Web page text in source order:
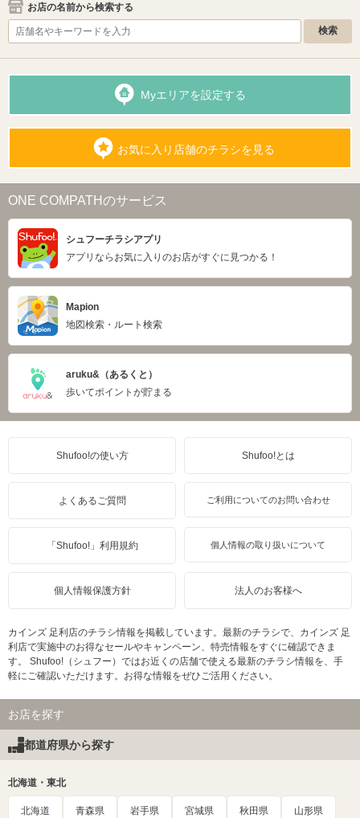
お店の名前から検索する
Myエリアを設定する
お気に入り店舗のチラシを見る
ONE COMPATHのサービス
シュフーチラシアプリ
アプリならお気に入りのお店がすぐに見つかる！
Mapion
地図検索・ルート検索
aruku&（あるくと）
歩いてポイントが貯まる
Shufoo!の使い方 Shufoo!とは
よくあるご質問 ご利用についてのお問い合わせ
「Shufoo!」利用規約 個人情報の取り扱いについて
個人情報保護方針 法人のお客様へ
カインズ 足利店のチラシ情報を掲載しています。最新のチラシで、カインズ 足
利店で実施中のお得なセールやキャンペーン、特売情報をすぐに確認できま
す。 Shufoo!（シュフー）ではお近くの店舗で使える最新のチラシ情報を、手
軽にご確認いただけます。お得な情報をぜひご活用ください。
お店を探す
都道府県から探す
北海道・東北
北海道 青森県 岩手県 宮城県 秋田県 山形県